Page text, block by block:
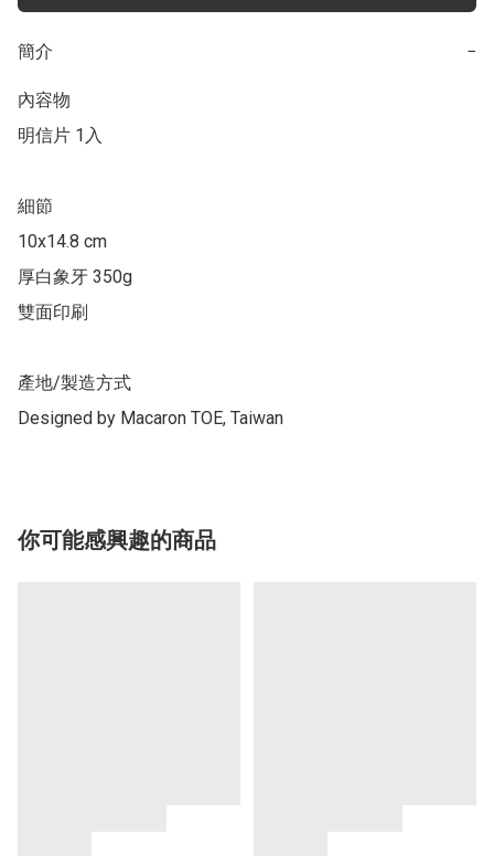
簡介 −
內容物
明信片 1入
細節
10x14.8 cm
厚白象牙 350g
雙面印刷
產地/製造方式
Designed by Macaron TOE, Taiwan
你可能感興趣的商品